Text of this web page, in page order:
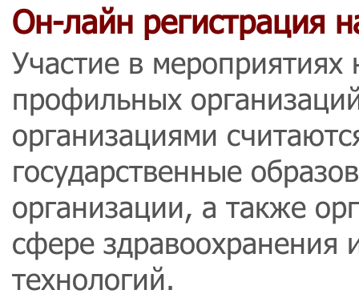
Он-лайн регистрация
Участие в
профильных
организациями
государственные
организации, а также
сфере
технологий.